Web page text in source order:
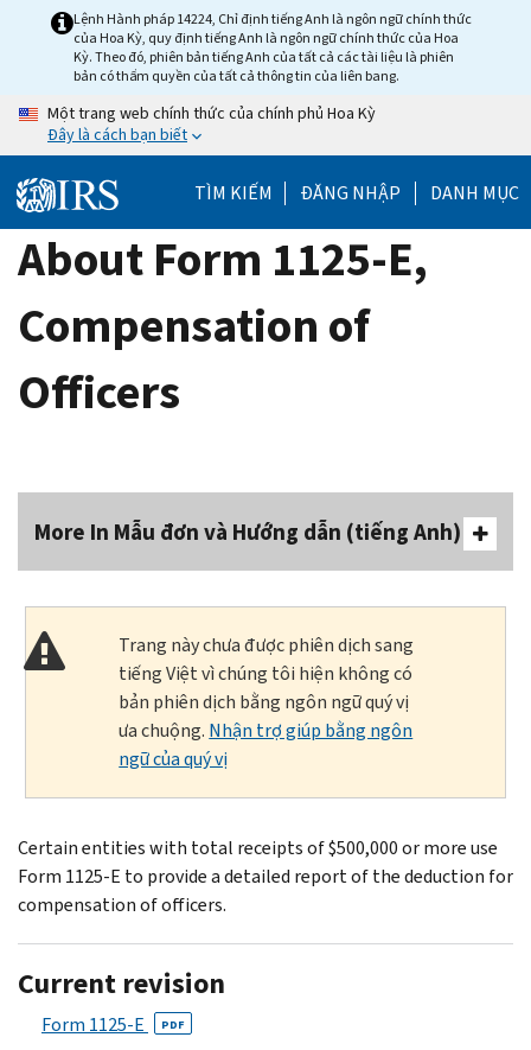
Lệnh Hành pháp 14224, Chỉ định tiếng Anh là ngôn ngữ chính thức
của Hoa Kỳ, quy định tiếng Anh là ngôn ngữ chính thức của Hoa
Kỳ. Theo đó, phiên bản tiếng Anh của tất cả các tài liệu là phiên
bản có thẩm quyền của tất cả thông tin của liên bang.
Một trang web chính thức của chính phủ Hoa Kỳ
Đây là cách bạn biết
TÌM KIẾM ĐĂNG NHẬP DANH MỤC
About Form 1125-E,
Compensation of
Officers
More In Mẫu đơn và Hướng dẫn (tiếng Anh)
Trang này chưa được phiên dịch sang
tiếng Việt vì chúng tôi hiện không có
bản phiên dịch bằng ngôn ngữ quý vị
ưa chuộng. Nhận trợ giúp bằng ngôn
ngữ của quý vị
Certain entities with total receipts of $500,000 or more use
Form 1125-E to provide a detailed report of the deduction for
compensation of officers.
Current revision
Form 1125-E PDF